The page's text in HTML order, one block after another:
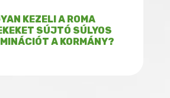
KEZELI A ROMA
SÚJTÓ SÚLYOS
A KORMÁNY?